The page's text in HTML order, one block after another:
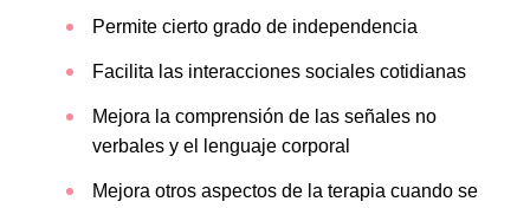
Permite cierto grado de independencia
Facilita las interacciones sociales cotidianas
Mejora la comprensión de las señales no
verbales y el lenguaje corporal
Mejora otros aspectos de la terapia cuando se